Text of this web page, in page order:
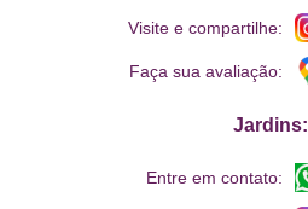
Visite e compartilhe:
Faça sua avaliação:
Jardins:
Entre em contato: